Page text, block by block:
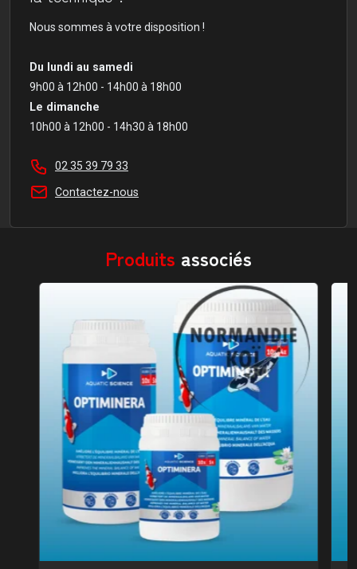
Nous sommes à votre disposition !
Du lundi au samedi
9h00 à 12h00 - 14h00 à 18h00
Le dimanche
10h00 à 12h00 - 14h30 à 18h00
02 35 39 79 33
Contactez-nous
Produits associés